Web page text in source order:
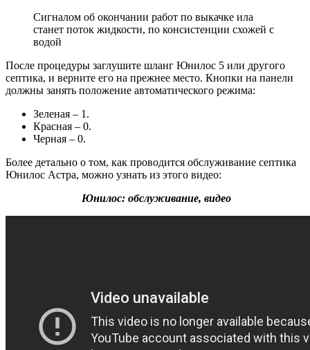
Сигналом об окончании работ по выкачке ила
станет поток жидкости, по консистенции схожей с
водой
После процедуры заглушите шланг Юнилос 5 или другого
септика, и верните его на прежнее место. Кнопки на панели
должны занять положение автоматического режима:
Зеленая – 1.
Красная – 0.
Черная – 0.
Более детально о том, как проводится обслуживание септика
Юнилос Астра, можно узнать из этого видео:
Юнилос: обслуживание, видео